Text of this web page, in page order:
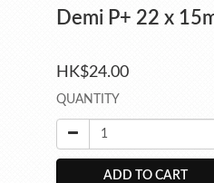
Demi P+ 22 x
HK$24.00
QUANTITY
ADD TO CART